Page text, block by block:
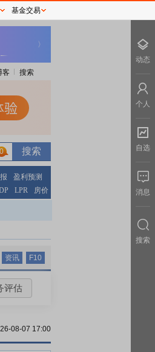
客 搜索
0
盈利预测
LPR 房价
资讯 F10
评估
08-07 17:00
基金交易
动态
个人
自选
消息
搜索